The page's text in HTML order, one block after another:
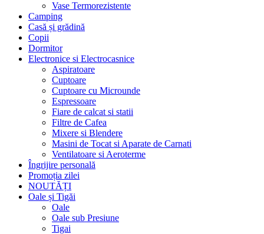
Vase Termorezistente
Camping
Casă și grădină
Copii
Dormitor
Electronice si Electrocasnice
Aspiratoare
Cuptoare
Cuptoare cu Microunde
Espressoare
Fiare de calcat si statii
Filtre de Cafea
Mixere si Blendere
Masini de Tocat si Aparate de Carnati
Ventilatoare si Aeroterme
Îngrijire personală
Promoția zilei
NOUTĂȚI
Oale și Tigăi
Oale
Oale sub Presiune
Tigai